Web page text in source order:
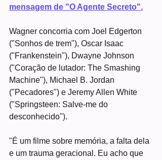
mensagem de "O Agente Secreto".
Wagner concorria com Joel Edgerton
("Sonhos de trem"), Oscar Isaac
("Frankenstein"), Dwayne Johnson
("Coração de lutador: The Smashing
Machine"), Michael B. Jordan
("Pecadores") e Jeremy Allen White
("Springsteen: Salve-me do
desconhecido").
"É um filme sobre memória, a falta dela
e um trauma geracional. Eu acho que